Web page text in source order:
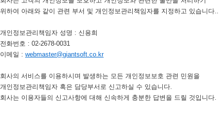
위하여 아래와 같이 관련 부서 및 개인정보관리책임자를 지정하고 있습니다..
개인정보관리책임자 성명 : 신용희
전화번호 : 02-2678-0031
이메일 : webmaster@giantsoft.co.kr
회사의 서비스를 이용하시며 발생하는 모든 개인정보보호 관련 민원을
개인정보관리책임자 혹은 담당부서로 신고하실 수 있습니다.
회사는 이용자들의 신고사항에 대해 신속하게 충분한 답변을 드릴 것입니다.